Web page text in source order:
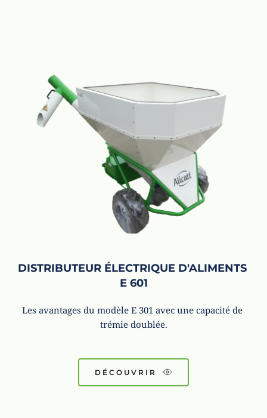
DISTRIBUTEUR ÉLECTRIQUE D'ALIMENTS
E 601
Les avantages du modèle E 301 avec une capacité de
trémie doublée.
DÉCOUVRIR